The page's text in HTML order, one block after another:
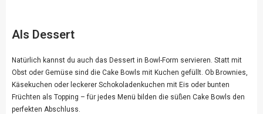
Als Dessert
Natürlich kannst du auch das Dessert in Bowl-Form servieren. Statt mit
Obst oder Gemüse sind die Cake Bowls mit Kuchen gefüllt. Ob Brownies,
Käsekuchen oder leckerer Schokoladenkuchen mit Eis oder bunten
Früchten als Topping – für jedes Menü bilden die süßen Cake Bowls den
perfekten Abschluss.